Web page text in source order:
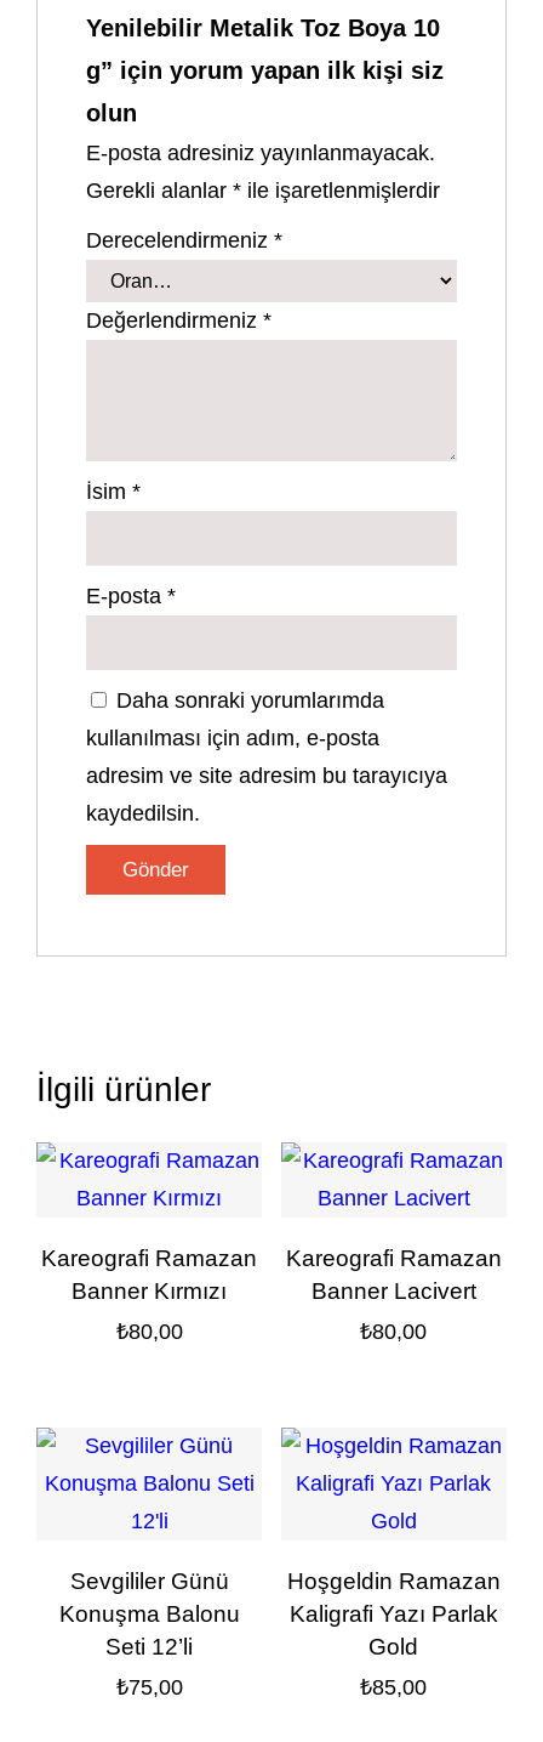
Yenilebilir Metalik Toz Boya 10
g” için yorum yapan ilk kişi siz
olun
E-posta adresiniz yayınlanmayacak.
Gerekli alanlar* ile işaretlenmişlerdir
Derecelendirmeniz*
Değerlendirmeniz*
İsim*
E-posta*
Daha sonraki yorumlarımda
kullanılması için adım, e-posta
adresim ve site adresim bu tarayıcıya
kaydedilsin.
İlgili ürünler
Kareografi Ramazan
Banner Kırmızı
₺80,00
Kareografi Ramazan
Banner Lacivert
₺80,00
Sevgililer Günü
Konuşma Balonu
Seti 12’li
₺75,00
Hoşgeldin Ramazan
Kaligrafi Yazı Parlak
Gold
₺85,00